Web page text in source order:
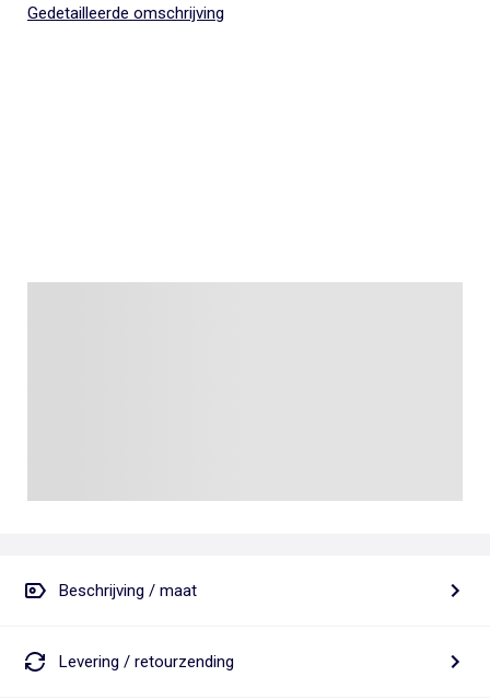
Gedetailleerde omschrijving
Beschrijving / maat
Levering / retourzending